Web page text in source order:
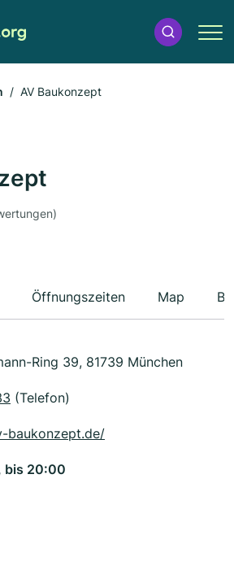
AV Baukonzept
Öffnungszeiten Map
Ring 39, 81739 München
(Telefon)
baukonzept.de/
bis 20:00